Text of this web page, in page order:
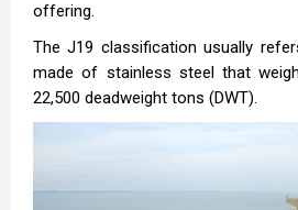
offering.
The J19 classification usually
made of stainless steel that
22,500 deadweight tons (DWT).